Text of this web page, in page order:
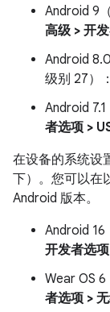
Android 9
高级 > 开
Android
级别 27）：
Android
者选项 >
在设备的系统设
下）。您可以在
Android 版本。
Android 16
开发者选
Wear OS 6
者选项 >